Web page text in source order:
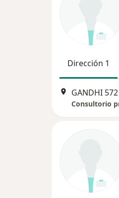
Dirección 1
Consultorio